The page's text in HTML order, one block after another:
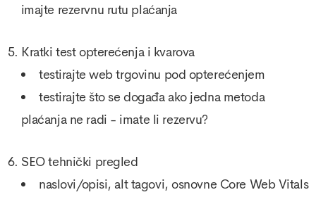
imajte rezervnu rutu plaćanja
Kratki test opterećenja i kvarova
testirajte web trgovinu pod opterećenjem
testirajte što se događa ako jedna metoda
plaćanja ne radi - imate li rezervu?
SEO tehnički pregled
naslovi/opisi, alt tagovi, osnovne Core Web Vitals